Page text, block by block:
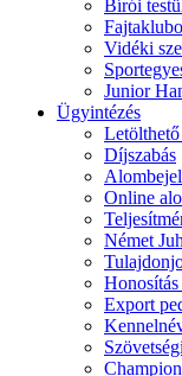
Bírói
Vidéki
Junior
Ügyintézés
Díjszabás
Online
Német
Honosítás
Export